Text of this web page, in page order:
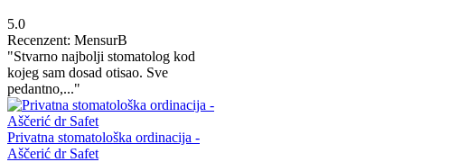
5.0
Recenzent: MensurB
"Stvarno najbolji stomatolog kod
kojeg sam dosad otisao. Sve
pedantno,..."
Privatna stomatološka ordinacija -
Aščerić dr Safet